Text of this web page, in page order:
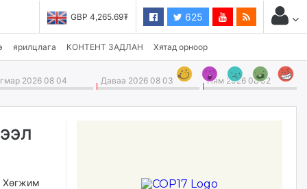
USD 3,496.90₮ 625
ярилцлага КОНТЕНТ ЗАДЛАН Хятад орноор
2026 08 04 Даваа 2026 08 03 Ням 2026 08 02
Хөгжим